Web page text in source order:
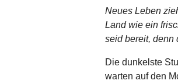
Neues Leben
Land wie ein
seid bereit, denn
Die dunkelste
warten auf den